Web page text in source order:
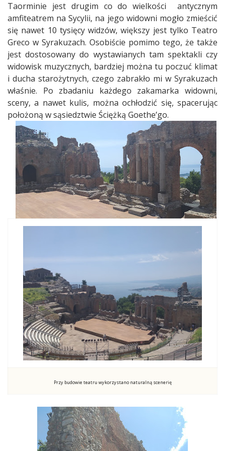
Taorminie jest drugim co do wielkości
antycznym
amfiteatrem na Sycylii, na jego widowni mogło zmieścić
się nawet 10 tysięcy widzów, większy jest tylko Teatro
Greco w Syrakuzach. Osobiście pomimo tego, że także
jest dostosowany do wystawianych tam spektakli czy
widowisk muzycznych, bardziej można tu poczuć klimat
i ducha starożytnych, czego zabrakło mi w Syrakuzach
właśnie. Po zbadaniu każdego zakamarka widowni,
sceny, a nawet kulis, można ochłodzić się, spacerując
położoną w sąsiedztwie Ściężką Goethe’go.
Przy budowie teatru wykorzystano naturalną scenerię